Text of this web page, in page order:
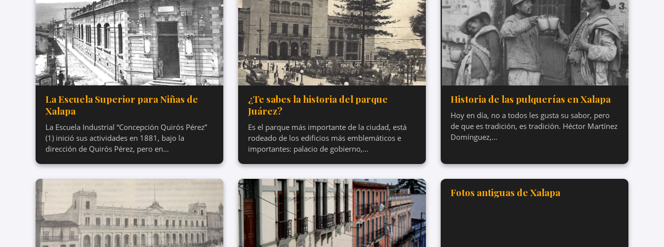
La Escuela Superior para Niñas de
Xalapa
La Escuela Industrial “Concepción Quirós Pérez”
(1) inició sus actividades en 1881, bajo la
dirección de Quirós Pérez, pero en…
¿Te sabes la historia del parque
Juárez?
Es el parque más importante de la ciudad, está
rodeado de los edificios más emblemáticos e
importantes: palacio de gobierno,…
Historia de las pulquerías en Xalapa
Hoy en día, no a todos les gusta su sabor, pero
de que es tradición, es tradición. Héctor Martínez
Domínguez,…
Fotos antiguas de Xalapa